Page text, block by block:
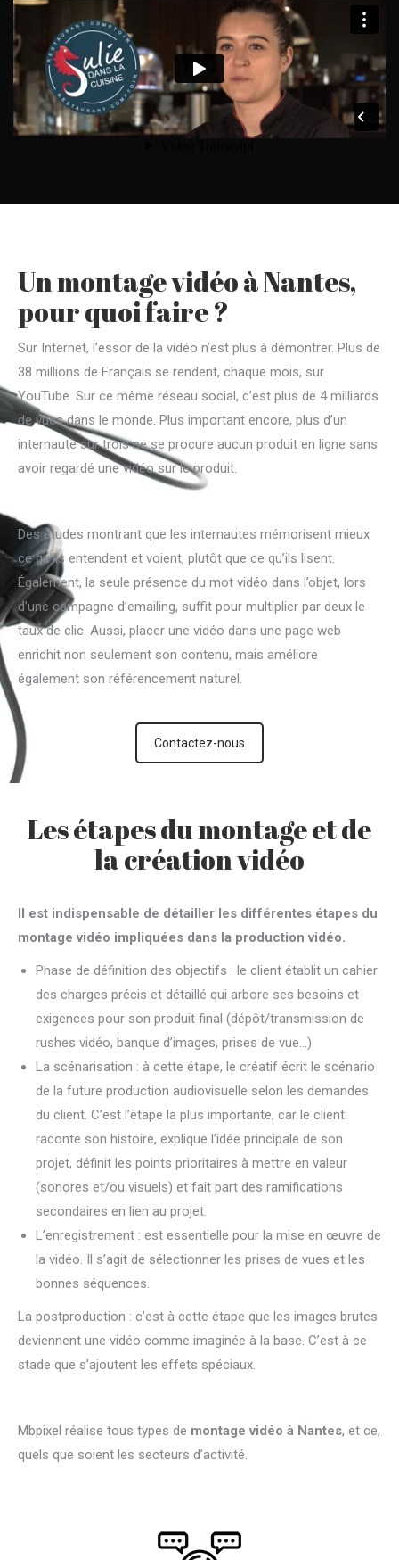
Un montage vidéo à Nantes,
pour quoi faire ?
Sur Internet, l’essor de la vidéo n’est plus à démontrer. Plus de
38 millions de Français se rendent, chaque mois, sur
YouTube. Sur ce même réseau social, c’est plus de 4 milliards
de vues dans le monde. Plus important encore, plus d’un
internaute sur trois ne se procure aucun produit en ligne sans
avoir regardé une vidéo sur le produit.
Des études montrant que les internautes mémorisent mieux
ce qu’ils entendent et voient, plutôt que ce qu’ils lisent.
Également, la seule présence du mot vidéo dans l’objet, lors
d’une campagne d’emailing, suffit pour multiplier par deux le
taux de clic. Aussi, placer une vidéo dans une page web
enrichit non seulement son contenu, mais améliore
également son référencement naturel.
Contactez-nous
Les étapes du montage et de
la création vidéo
Il est indispensable de détailler les différentes étapes du
montage vidéo impliquées dans la production vidéo.
Phase de définition des objectifs : le client établit un cahier
des charges précis et détaillé qui arbore ses besoins et
exigences pour son produit final (dépôt/transmission de
rushes vidéo, banque d’images, prises de vue…).
La scénarisation : à cette étape, le créatif écrit le scénario
de la future production audiovisuelle selon les demandes
du client. C’est l’étape la plus importante, car le client
raconte son histoire, explique l’idée principale de son
projet, définit les points prioritaires à mettre en valeur
(sonores et/ou visuels) et fait part des ramifications
secondaires en lien au projet.
L’enregistrement : est essentielle pour la mise en œuvre de
la vidéo. Il s’agit de sélectionner les prises de vues et les
bonnes séquences.
La postproduction : c’est à cette étape que les images brutes
deviennent une vidéo comme imaginée à la base. C’est à ce
stade que s’ajoutent les effets spéciaux.
Mbpixel réalise tous types de montage vidéo à Nantes, et ce,
quels que soient les secteurs d’activité.